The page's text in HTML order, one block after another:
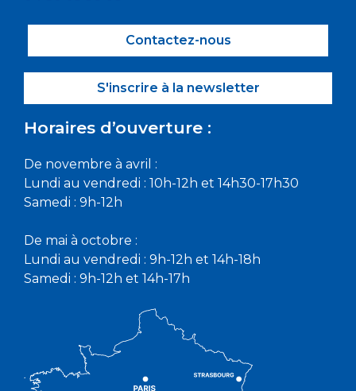
Contactez-nous
S'inscrire à la newsletter
Horaires d’ouverture :
De novembre à avril :
Lundi au vendredi : 10h-12h et 14h30-17h30
Samedi : 9h-12h
De mai à octobre :
Lundi au vendredi : 9h-12h et 14h-18h
Samedi : 9h-12h et 14h-17h